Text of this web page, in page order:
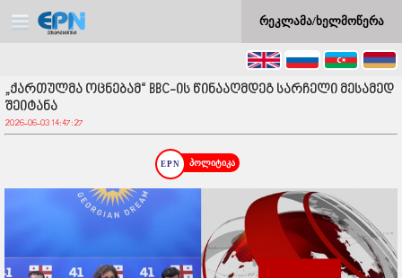
რეკლამა/ხელმოწერა
„ქართულმა ოცნებამ“ BBC-ის წინააღმდეგ სარჩელი მესამედ
შეიტანა
2026-06-03 14:47:27
პოლიტიკა